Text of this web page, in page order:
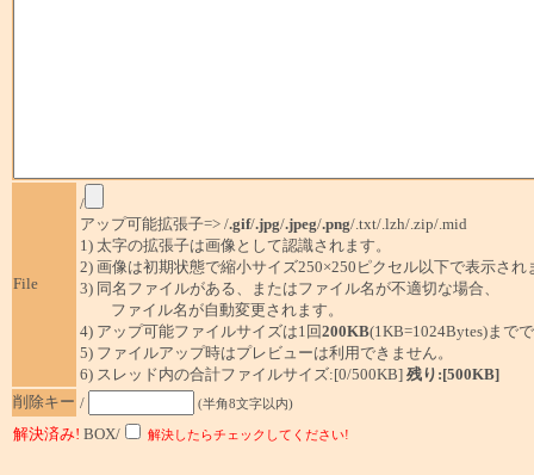
File
/
アップ可能拡張子=> /.gif/.jpg/.jpeg/.png/.txt/.lzh/.zip/.mid
1) 太字の拡張子は画像として認識されます。
2) 画像は初期状態で縮小サイズ250×250ピクセル以下で表示され
3) 同名ファイルがある、またはファイル名が不適切な場合、
ファイル名が自動変更されます。
4) アップ可能ファイルサイズは1回200KB(1KB=1024Bytes)まで
5) ファイルアップ時はプレビューは利用できません。
6) スレッド内の合計ファイルサイズ:[0/500KB] 残り:[500KB]
削除キー / (半角8文字以内)
解決済み! BOX/ 解決したらチェックしてください!